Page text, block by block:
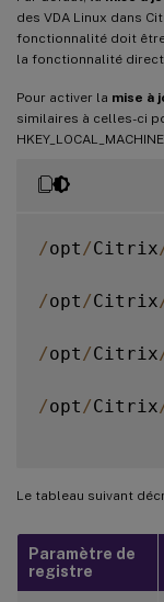
des VDA Linux dans
fonctionnalité doit être
la fonctionnalité
Pour activer la mise à
similaires à celles-ci
/opt /Citrix
/opt /Citrix
/opt /Citrix
/opt /Citrix
Le tableau suivant
Paramètre de
registre